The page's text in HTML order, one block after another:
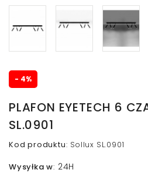
- 4%
PLAFON EYETECH 6
SL.0901
Kod produktu: Sollux SL.0901
Wysyłka w: 24H